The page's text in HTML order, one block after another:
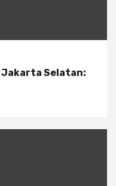
Jakarta Selatan: